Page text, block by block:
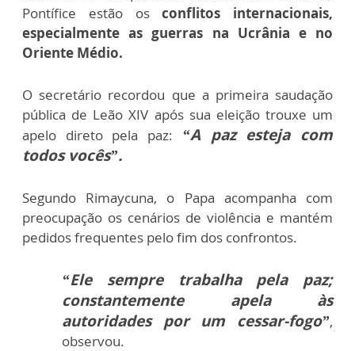
Pontífice estão osconflitos internacionais,
especialmente as guerras na Ucrânia e no
Oriente Médio.
O secretário recordou que a primeira saudação
pública de Leão XIV após sua eleição trouxe um
apelo direto pela paz: “A paz esteja com
todos vocês”.
Segundo Rimaycuna, o Papa acompanha com
preocupação os cenários de violência e mantém
pedidos frequentes pelo fim dos confrontos.
“Ele sempre trabalha pela paz;
constantemente apela às
autoridades por um cessar-fogo”,
observou.